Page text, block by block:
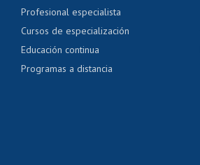
Profesional especialista
Cursos de especialización
Educación continua
Programas a distancia